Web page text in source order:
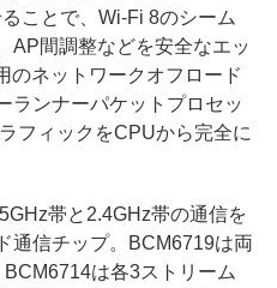
ことで、Wi-Fi 8のシーム
AP間調整などを安全なエッ
のネットワークオフロード
ランナーパケットプロセッ
フィックをCPUから完全に
帯と2.4GHz帯の通信を
通信チップ。BCM6719は両
は各3ストリーム